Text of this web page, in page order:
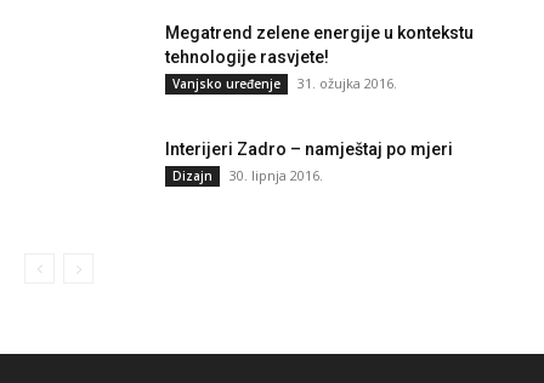
Megatrend zelene energije u kontekstu
tehnologije rasvjete!
Vanjsko uređenje 31. ožujka 2016.
Interijeri Zadro – namještaj po mjeri
Dizajn 30. lipnja 2016.